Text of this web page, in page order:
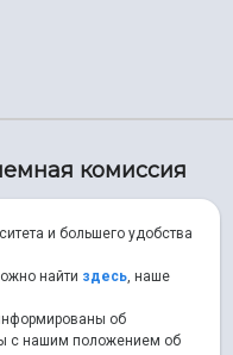
комиссия
8 (846) 267-48-67
priem@ssau.ru
и большего удобства
найти здесь, наше
об
с нашим положением об